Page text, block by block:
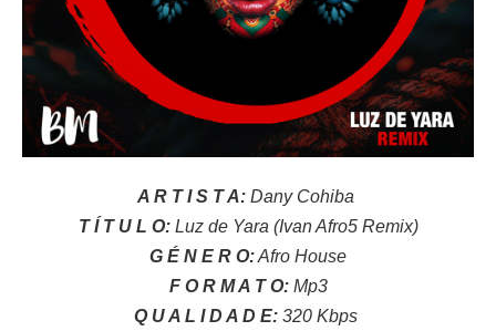
A R T I S T A: Dany Cohiba
T Í T U L O: Luz de Yara (Ivan Afro5 Remix)
G É N E R O:Afro House
F O R M A T O:Mp3
Q U A L I D A D E: 320 Kbps